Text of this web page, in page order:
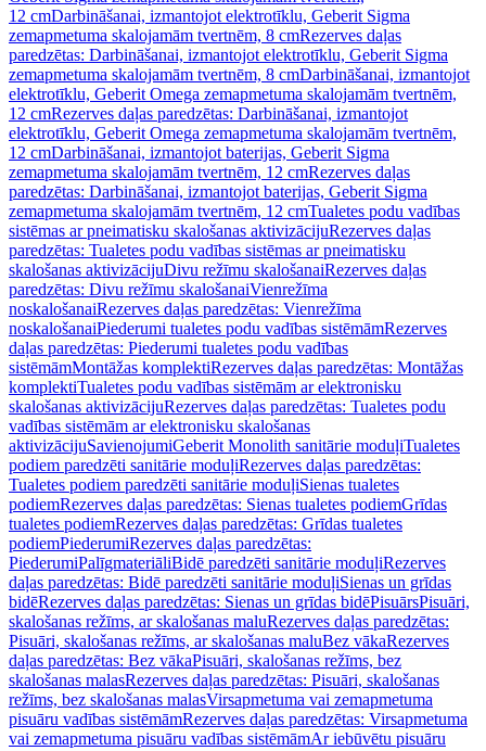
12 cmDarbināšanai, izmantojot elektrotīklu, Geberit Sigma
zemapmetuma skalojamām tvertnēm, 8 cmRezerves daļas
paredzētas: Darbināšanai, izmantojot elektrotīklu, Geberit Sigma
zemapmetuma skalojamām tvertnēm, 8 cmDarbināšanai, izmantojot
elektrotīklu, Geberit Omega zemapmetuma skalojamām tvertnēm,
12 cmRezerves daļas paredzētas: Darbināšanai, izmantojot
elektrotīklu, Geberit Omega zemapmetuma skalojamām tvertnēm,
12 cmDarbināšanai, izmantojot baterijas, Geberit Sigma
zemapmetuma skalojamām tvertnēm, 12 cmRezerves daļas
paredzētas: Darbināšanai, izmantojot baterijas, Geberit Sigma
zemapmetuma skalojamām tvertnēm, 12 cmTualetes podu vadības
sistēmas ar pneimatisku skalošanas aktivizācijuRezerves daļas
paredzētas: Tualetes podu vadības sistēmas ar pneimatisku
skalošanas aktivizācijuDivu režīmu skalošanaiRezerves daļas
paredzētas: Divu režīmu skalošanaiVienrežīma
noskalošanaiRezerves daļas paredzētas: Vienrežīma
noskalošanaiPiederumi tualetes podu vadības sistēmāmRezerves
daļas paredzētas: Piederumi tualetes podu vadības
sistēmāmMontāžas komplektiRezerves daļas paredzētas: Montāžas
komplektiTualetes podu vadības sistēmām ar elektronisku
skalošanas aktivizācijuRezerves daļas paredzētas: Tualetes podu
vadības sistēmām ar elektronisku skalošanas
aktivizācijuSavienojumiGeberit Monolith sanitārie moduļiTualetes
podiem paredzēti sanitārie moduļiRezerves daļas paredzētas:
Tualetes podiem paredzēti sanitārie moduļiSienas tualetes
podiemRezerves daļas paredzētas: Sienas tualetes podiemGrīdas
tualetes podiemRezerves daļas paredzētas: Grīdas tualetes
podiemPiederumiRezerves daļas paredzētas:
PiederumiPalīgmateriāliBidē paredzēti sanitārie moduļiRezerves
daļas paredzētas: Bidē paredzēti sanitārie moduļiSienas un grīdas
bidēRezerves daļas paredzētas: Sienas un grīdas bidēPisuārsPisuāri,
skalošanas režīms, ar skalošanas maluRezerves daļas paredzētas:
Pisuāri, skalošanas režīms, ar skalošanas maluBez vākaRezerves
daļas paredzētas: Bez vākaPisuāri, skalošanas režīms, bez
skalošanas malasRezerves daļas paredzētas: Pisuāri, skalošanas
režīms, bez skalošanas malasVirsapmetuma vai zemapmetuma
pisuāru vadības sistēmāmRezerves daļas paredzētas: Virsapmetuma
vai zemapmetuma pisuāru vadības sistēmāmAr iebūvētu pisuāru